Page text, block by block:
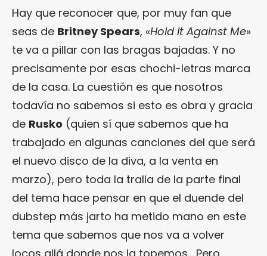
Hay que reconocer que, por muy fan que
seas de Britney Spears, «Hold it Against Me»
te va a pillar con las bragas bajadas. Y no
precisamente por esas chochi-letras marca
de la casa. La cuestión es que nosotros
todavía no sabemos si esto es obra y gracia
de Rusko (quien sí que sabemos que ha
trabajado en algunas canciones del que será
el nuevo disco de la diva, a la venta en
marzo), pero toda la tralla de la parte final
del tema hace pensar en que el duende del
dubstep más jarto ha metido mano en este
tema que sabemos que nos va a volver